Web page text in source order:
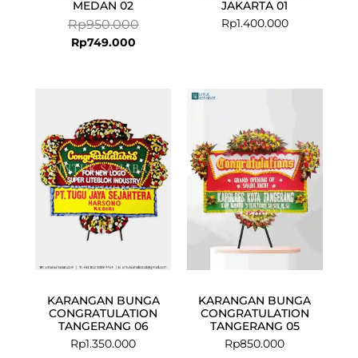
MEDAN 02
Rp950.000
Rp749.000
JAKARTA 01
Rp1.400.000
KARANGAN BUNGA
CONGRATULATION
TANGERANG 06
Rp1.350.000
KARANGAN BUNGA
CONGRATULATION
TANGERANG 05
Rp850.000